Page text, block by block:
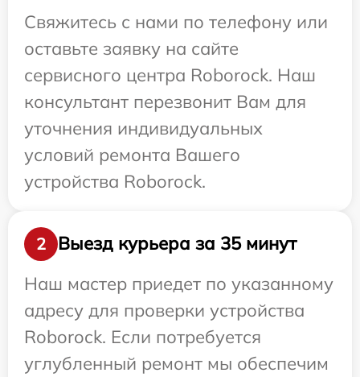
Свяжитесь с нами по телефону или
оставьте заявку на сайте
сервисного центра Roborock. Наш
консультант перезвонит Вам для
уточнения индивидуальных
условий ремонта Вашего
устройства Roborock.
2
Выезд курьера за 35 минут
Наш мастер приедет по указанному
адресу для проверки устройства
Roborock. Если потребуется
углубленный ремонт мы обеспечим